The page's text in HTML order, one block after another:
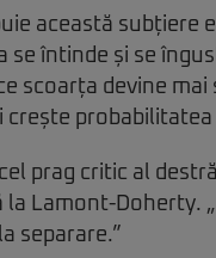
această subțiere
se întinde și se
scoarța devine
crește
prag critic al
la Lamont-Doherty.
separare.”